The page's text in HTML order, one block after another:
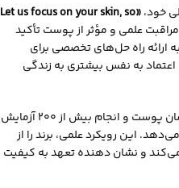
«Let us focus on your skin, so
علمی و مؤثر از پوست تأکید
ارائه راه‌ حل‌های تخصصی برای
اعتماد به نفس بیشتری به زندگی
مدی‌ کیوب با همکاری نزدیک با متخصصان پوست و انجام بیش از ۲۰۰ آزمایش
می‌دهد. این رویکرد علمی، برند را از
و نشان‌ دهنده تعهد به کیفیت